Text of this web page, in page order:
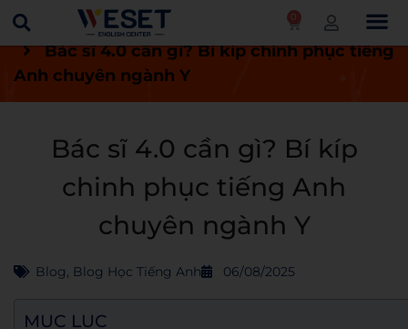
0
Trang chủ Blog
Blog học tiếng Anh
Bác sĩ 4.0 cần gì? Bí kíp chinh phục tiếng
Anh chuyên ngành Y
Bác sĩ 4.0 cần gì? Bí kíp
chinh phục tiếng Anh
chuyên ngành Y
Blog, Blog Học Tiếng Anh 06/08/2025
MỤC LỤC